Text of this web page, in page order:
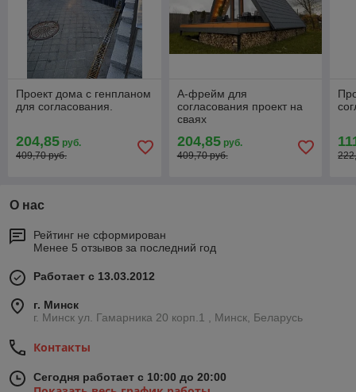
Проект дома с генпланом
для согласования.
204,85 руб.
409,70 руб.
А-фрейм для
согласования проект на
сваях
204,85руб.
409,70 руб.
О нас
Рейтинг не сформирован
Менее 5 отзывов за последний год
Работает с 13.03.2012
г. Минск
г. Минск ул. Гамарника 20 корп.1 , Минск, Беларусь
Контакты
Сегодня работает с 10:00 до 20:00